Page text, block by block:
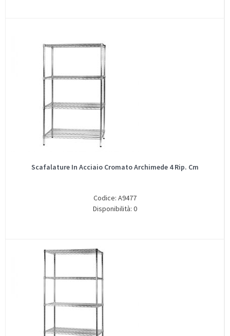
Scafalature In Acciaio Cromato Archimede 4 Rip. Cm
Codice: A9477
Disponibilità: 0